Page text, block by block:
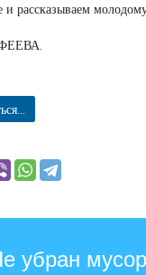
и рассказываем
убран